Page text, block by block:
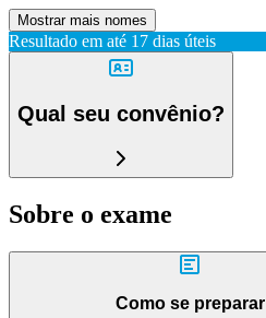
Mostrar mais nomes
Resultado em até 17 dias úteis
Qual seu convênio?
Sobre o exame
Como se preparar